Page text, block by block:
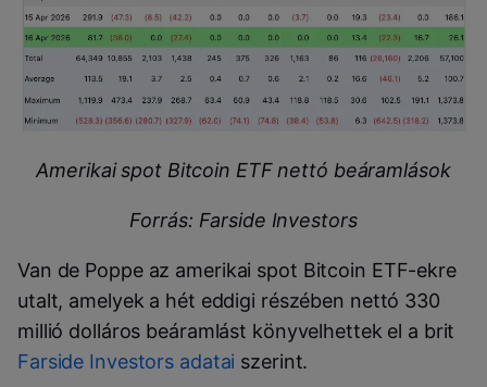
Amerikai spot Bitcoin ETF nettó beáramlások
Forrás: Farside Investors
Van de Poppe az amerikai spot Bitcoin ETF-ekre
utalt, amelyek a hét eddigi részében nettó 330
millió dolláros beáramlást könyvelhettek el a brit
Farside Investors adatai szerint.